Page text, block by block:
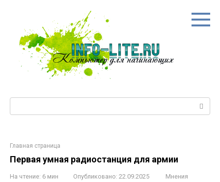
Главная страница
Первая умная радиостанция для армии
На чтение: 6 мин Опубликовано: 22.09.2025
Мнения